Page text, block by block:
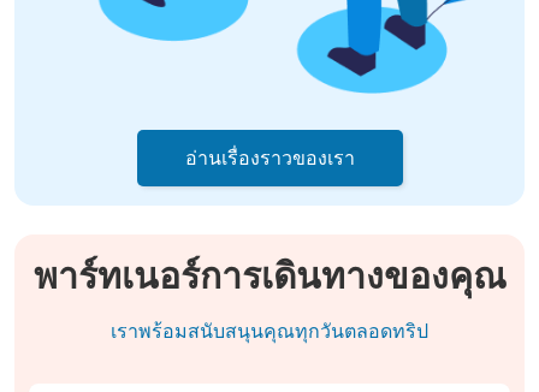
อ่านเรื่องราวของเรา
พาร์ทเนอร์การเดินทางของคุณ
เราพร้อมสนับสนุนคุณทุกวันตลอดทริป